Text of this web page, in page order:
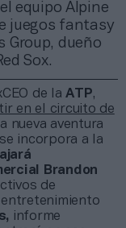
equipo Alpine
juegos fantasy
Group, dueño
Sox.
de laATP,
en el circuito de
nueva aventura
incorpora a la
Brandon
de
informe